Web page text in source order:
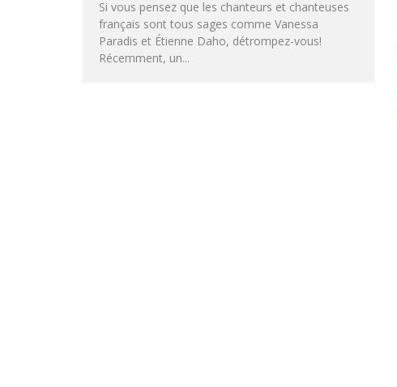
Si vous pensez que les chanteurs et chanteuses
français sont tous sages comme Vanessa
Paradis et Étienne Daho, détrompez-vous!
Récemment, un...